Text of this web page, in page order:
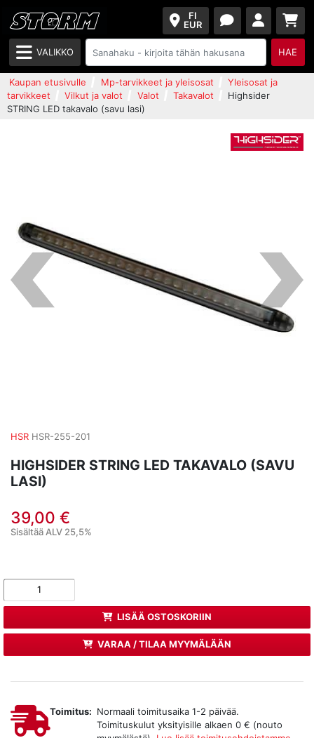
FI
EUR
VALIKKO HAE
Kaupan etusivulle Mp-tarvikkeet ja yleisosat
Yleisosat ja
tarvikkeet
Vilkut ja valot Valot Takavalot
Highsider
STRING LED takavalo (savu lasi)
HSR HSR-255-201
HIGHSIDER STRING LED TAKAVALO (SAVU
LASI)
39,00 €
Sisältää ALV 25,5%
LISÄÄ OSTOSKORIIN
VARAA / TILAA MYYMÄLÄÄN
Toimitus: Normaali toimitusaika 1-2 päivää.
Toimituskulut yksityisille alkaen 0 € (nouto